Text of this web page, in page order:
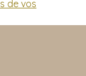
de vos